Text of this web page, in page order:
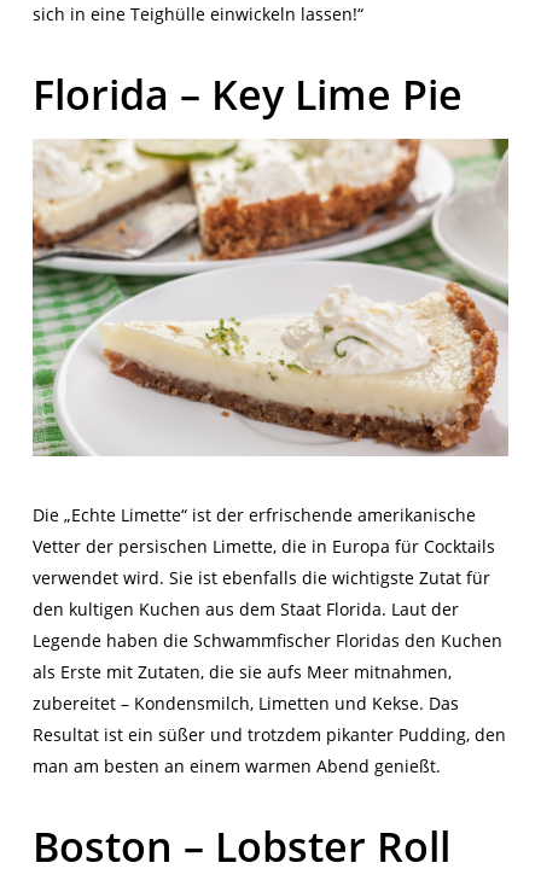
sich in eine Teighülle einwickeln lassen!“
Florida – Key Lime Pie
Die „Echte Limette“ ist der erfrischende amerikanische
Vetter der persischen Limette, die in Europa für Cocktails
verwendet wird. Sie ist ebenfalls die wichtigste Zutat für
den kultigen Kuchen aus dem Staat Florida. Laut der
Legende haben die Schwammfischer Floridas den Kuchen
als Erste mit Zutaten, die sie aufs Meer mitnahmen,
zubereitet – Kondensmilch, Limetten und Kekse. Das
Resultat ist ein süßer und trotzdem pikanter Pudding, den
man am besten an einem warmen Abend genießt.
Boston – Lobster Roll